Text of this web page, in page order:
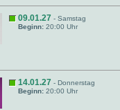
09.01.27 - Samstag
Beginn: 20:00 Uhr
14.01.27 - Donnerstag
Beginn: 20:00 Uhr